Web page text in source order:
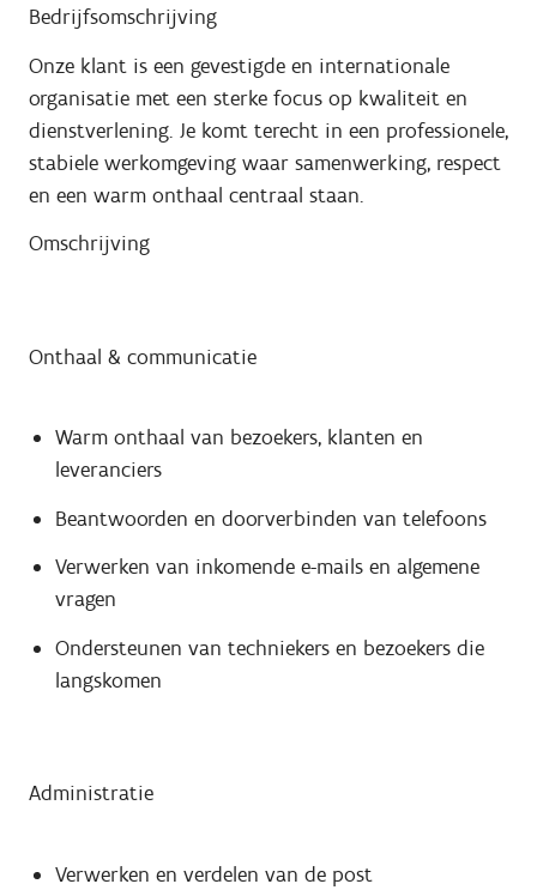
Bedrijfsomschrijving
Onze klant is een gevestigde en internationale
organisatie met een sterke focus op kwaliteit en
dienstverlening. Je komt terecht in een professionele,
stabiele werkomgeving waar samenwerking, respect
en een warm onthaal centraal staan.
Omschrijving
Onthaal & communicatie
Warm onthaal van bezoekers, klanten en
leveranciers
Beantwoorden en doorverbinden van telefoons
Verwerken van inkomende e-mails en algemene
vragen
Ondersteunen van techniekers en bezoekers die
langskomen
Administratie
Verwerken en verdelen van de post